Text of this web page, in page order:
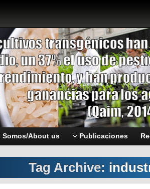
Somos/About us Publicaciones
Tag Archive: